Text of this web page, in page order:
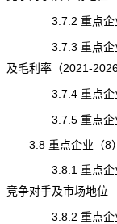
3.7.2 重点企业（
3.7.3 重点企业（
及毛利率（2021-2026
3.7.4 重点企业
3.7.5 重点企业
3.8 重点企业（8）
3.8.1 重点企业（
竞争对手及市场地位
3.8.2 重点企业（